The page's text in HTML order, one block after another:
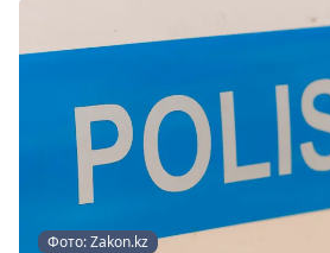
Фото: Zakon.kz